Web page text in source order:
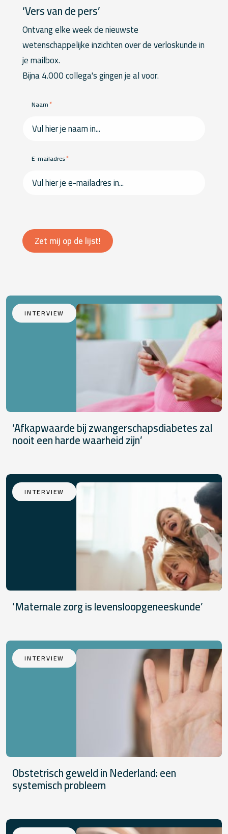
‘Vers van de pers’
Ontvang elke week de nieuwste
wetenschappelijke inzichten over de verloskunde in
je mailbox.
Bijna 4.000 collega's gingen je al voor.
Naam*
E-mailadres*
Zet mij op de lijst!
INTERVIEW
‘Afkapwaarde bij zwangerschapsdiabetes zal
nooit een harde waarheid zijn’
INTERVIEW
‘Maternale zorg is levensloopgeneeskunde’
INTERVIEW
Obstetrisch geweld in Nederland: een
systemisch probleem